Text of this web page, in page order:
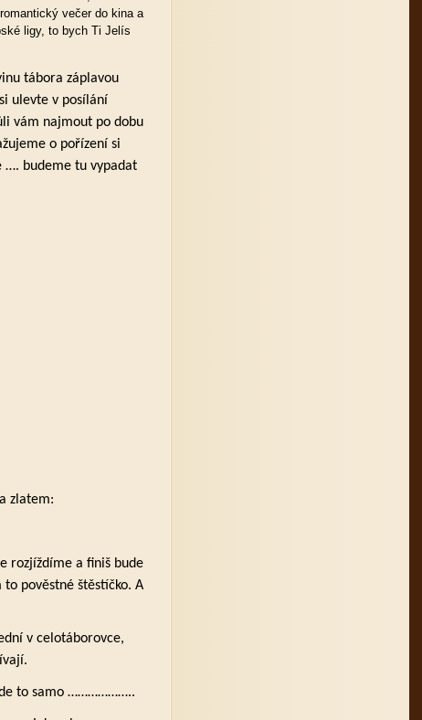
večer do kina a
ligy, to bych Ti Jelís
tábora záplavou
ulevte v posílání
vám najmout po dobu
o pořízení si
…. budeme tu vypadat
zlatem:
rozjíždíme a finiš bude
pověstné štěstíčko. A
v celotáborovce,
jde to samo ………………..